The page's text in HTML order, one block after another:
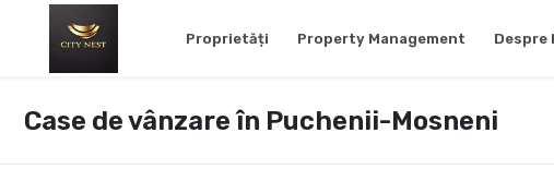
Proprietăți Property Management Despre
Case de vânzare în Puchenii-Mosneni